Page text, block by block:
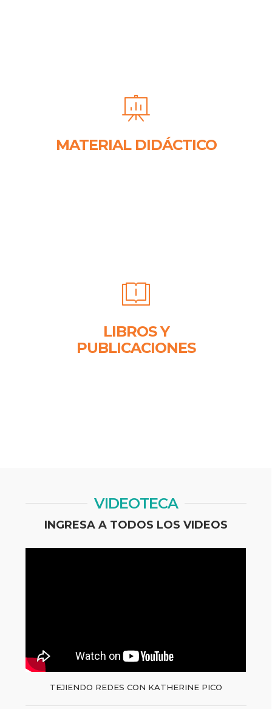
MATERIAL DIDÁCTICO
LIBROS Y
PUBLICACIONES
VIDEOTECA
INGRESA A TODOS LOS VIDEOS
TEJIENDO REDES CON KATHERINE PICO